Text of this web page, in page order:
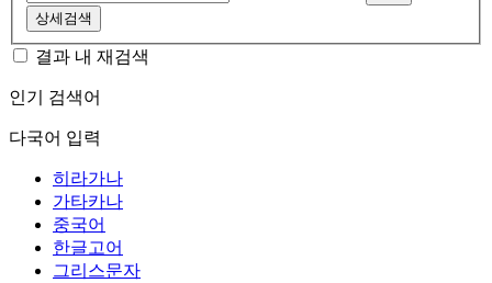
상세검색
결과 내 재검색
인기 검색어
다국어 입력
히라가나
가타카나
중국어
한글고어
그리스문자